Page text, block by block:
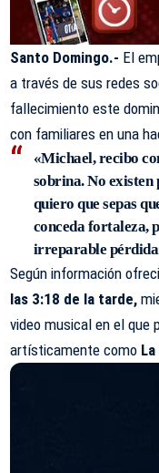
Santo Domingo.- El
a través de sus redes
fallecimiento este
con familiares en una
«Michael, recibo
sobrina. No
quiero que sepas
conceda fortaleza,
irreparable
Según información
las 3:18 de la tarde,
video musical en el que
artísticamente como